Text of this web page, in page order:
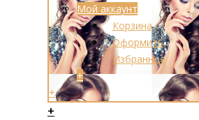
Мой аккаунт
Корзина
Оформить
Избранное
+
+
+